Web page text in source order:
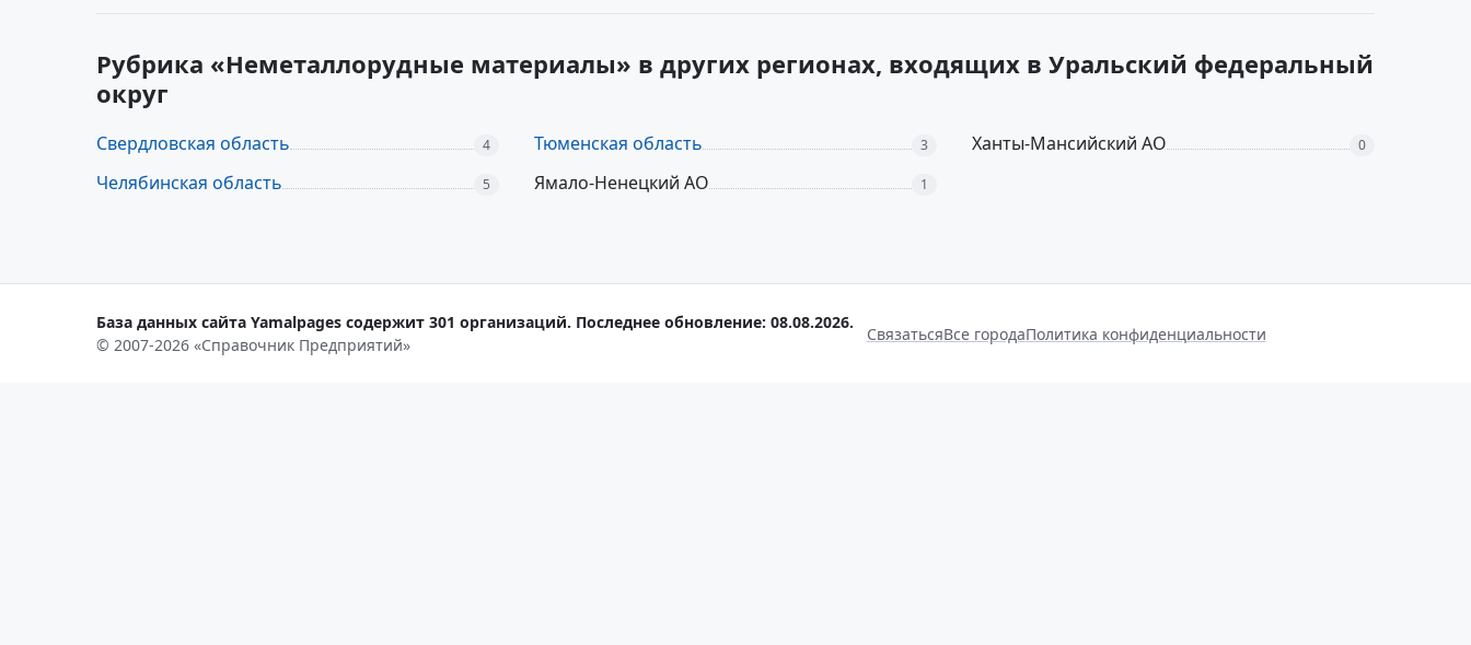
Рубрика «Неметаллорудные материалы» в других регионах, входящих в Уральский федеральный
округ
Свердловская область 4 Тюменская область 3 Ханты-Мансийский АО 0
Челябинская область 5 Ямало-Ненецкий АО 1
База данных сайта Yamalpages содержит 301 организаций. Последнее обновление: 08.08.2026.
© 2007-2026 «Справочник Предприятий»
СвязатьсяВсе городаПолитика конфиденциальности